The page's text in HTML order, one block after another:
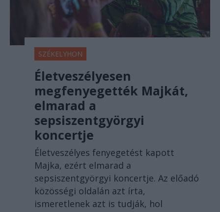
SZÉKELYHON
Életveszélyesen
megfenyegették Majkát,
elmarad a
sepsiszentgyörgyi
koncertje
Életveszélyes fenyegetést kapott
Majka, ezért elmarad a
sepsiszentgyörgyi koncertje. Az előadó
közösségi oldalán azt írta,
ismeretlenek azt is tudják, hol